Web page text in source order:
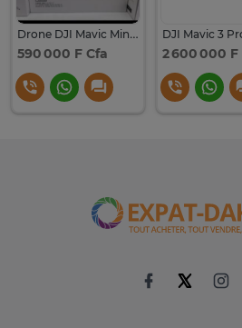
Drone DJI Mavic Mini 4 pro RC2
590 000 F Cfa 2 600 000 F